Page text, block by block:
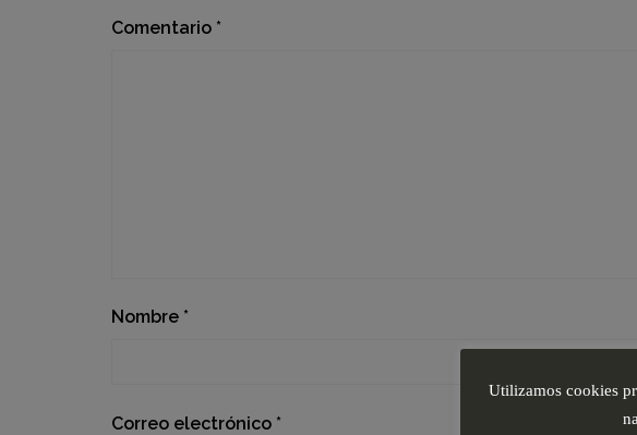
Comentario *
Nombre *
Correo electrónico *
Utilizamos cookies